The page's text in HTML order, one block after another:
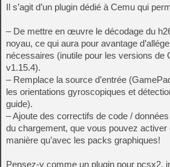
Il s’agit d’un plugin dédié à Cemu qui
– De mettre en œuvre le décodage du
noyau, ce qui aura pour avantage
nécessaires (inutile pour les versions de
v1.15.4).
– Remplace la source d’entrée
les orientations gyroscopiques et
guide).
– Ajoute des correctifs de code /
du chargement, que vous pouvez
manière qu’avec les packs graphiques!
Pensez-y comme un plugin pour pcsx2,